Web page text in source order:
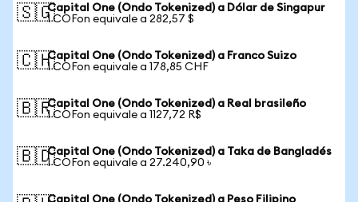
🇸🇬Capital One (Ondo Tokenized) a Dólar de Singapur
1 COFon equivale a 282,57 $
🇨🇭Capital One (Ondo Tokenized) a Franco Suizo
1 COFon equivale a 178,85 CHF
🇧🇷Capital One (Ondo Tokenized) a Real brasileño
1 COFon equivale a 1127,72 R$
🇧🇩Capital One (Ondo Tokenized) a Taka de Bangladés
1 COFon equivale a 27.240,90 ৳
Capital One (Ondo Tokenized) a Peso Filipino